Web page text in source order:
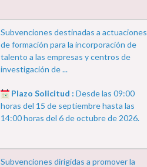
Subvenciones destinadas a actuaciones
de formación para la incorporación de
talento a las empresas y centros de
investigación de ...
Plazo Solicitud : Desde las 09:00
horas del 15 de septiembre hasta las
14:00 horas del 6 de octubre de 2026.
Subvenciones dirigidas a promover la